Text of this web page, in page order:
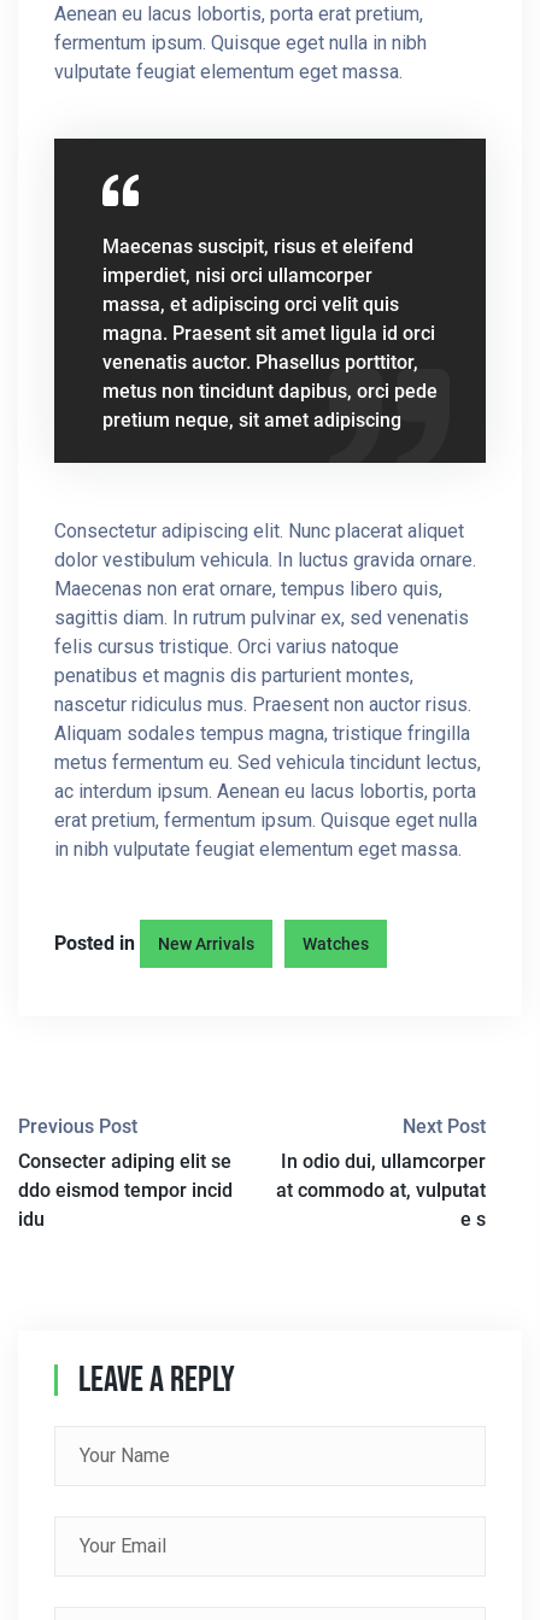
Aenean eu lacus lobortis, porta erat pretium,
fermentum ipsum. Quisque eget nulla in nibh
vulputate feugiat elementum eget massa.
Maecenas suscipit, risus et eleifend
imperdiet, nisi orci ullamcorper
massa, et adipiscing orci velit quis
magna. Praesent sit amet ligula id orci
venenatis auctor. Phasellus porttitor,
metus non tincidunt dapibus, orci pede
pretium neque, sit amet adipiscing
Consectetur adipiscing elit. Nunc placerat aliquet
dolor vestibulum vehicula. In luctus gravida ornare.
Maecenas non erat ornare, tempus libero quis,
sagittis diam. In rutrum pulvinar ex, sed venenatis
felis cursus tristique. Orci varius natoque
penatibus et magnis dis parturient montes,
nascetur ridiculus mus. Praesent non auctor risus.
Aliquam sodales tempus magna, tristique fringilla
metus fermentum eu. Sed vehicula tincidunt lectus,
ac interdum ipsum. Aenean eu lacus lobortis, porta
erat pretium, fermentum ipsum. Quisque eget nulla
in nibh vulputate feugiat elementum eget massa.
Posted in New Arrivals Watches
Previous Post
Consecter adiping elit se
ddo eismod tempor incid
idu
Next Post
In odio dui, ullamcorper
at commodo at, vulputat
e s
Leave A Reply